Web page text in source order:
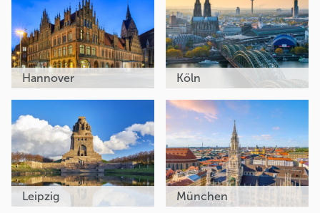
Hannover Köln
Leipzig München